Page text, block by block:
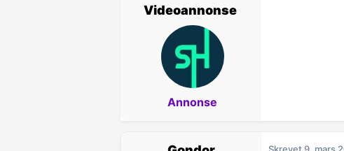
Videoannonse
Annonse